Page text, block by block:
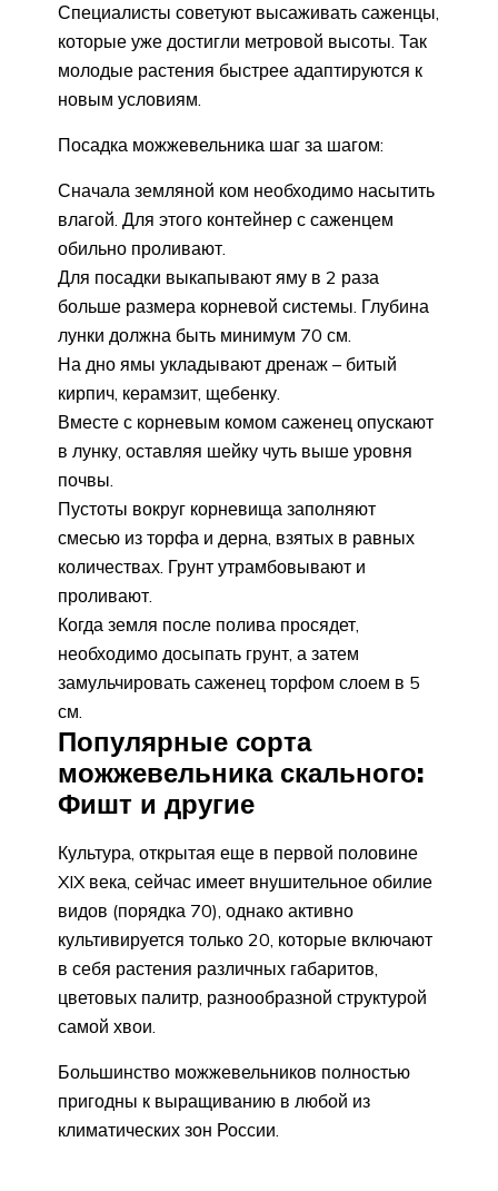
Специалисты советуют высаживать саженцы,
которые уже достигли метровой высоты. Так
молодые растения быстрее адаптируются к
новым условиям.
Посадка можжевельника шаг за шагом:
Сначала земляной ком необходимо насытить
влагой. Для этого контейнер с саженцем
обильно проливают.
Для посадки выкапывают яму в 2 раза
больше размера корневой системы. Глубина
лунки должна быть минимум 70 см.
На дно ямы укладывают дренаж – битый
кирпич, керамзит, щебенку.
Вместе с корневым комом саженец опускают
в лунку, оставляя шейку чуть выше уровня
почвы.
Пустоты вокруг корневища заполняют
смесью из торфа и дерна, взятых в равных
количествах. Грунт утрамбовывают и
проливают.
Когда земля после полива просядет,
необходимо досыпать грунт, а затем
замульчировать саженец торфом слоем в 5
см.
Популярные сорта
можжевельника скального:
Фишт и другие
Культура, открытая еще в первой половине
XIX века, сейчас имеет внушительное обилие
видов (порядка 70), однако активно
культивируется только 20, которые включают
в себя растения различных габаритов,
цветовых палитр, разнообразной структурой
самой хвои.
Большинство можжевельников полностью
пригодны к выращиванию в любой из
климатических зон России.